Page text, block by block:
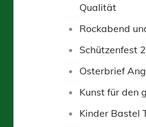
Qualität
Rockabend
Schützenfest
Osterbrief
Kunst für den
Kinder Bastel